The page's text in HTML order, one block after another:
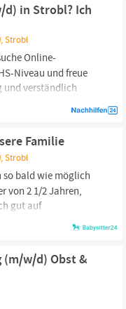
d) in Strobl? Ich
Strobl
Online-
Niveau und freue
und verständlich
arbeiten und auf
die wirklich
Familie
Strobl
so bald wie möglich
von 2 1/2 Jahren,
gut auf
und mit seiner
kann. Es geht
Spielen,
w/d) Obst &